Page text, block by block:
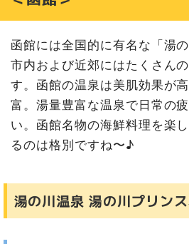
函館には全国的に有名な「湯
市内および近郊にはたくさん
す。函館の温泉は美肌効果が
富。湯量豊富な温泉で日常の
い。函館名物の海鮮料理を楽
るのは格別ですね〜♪
湯の川温泉 湯の川プリン